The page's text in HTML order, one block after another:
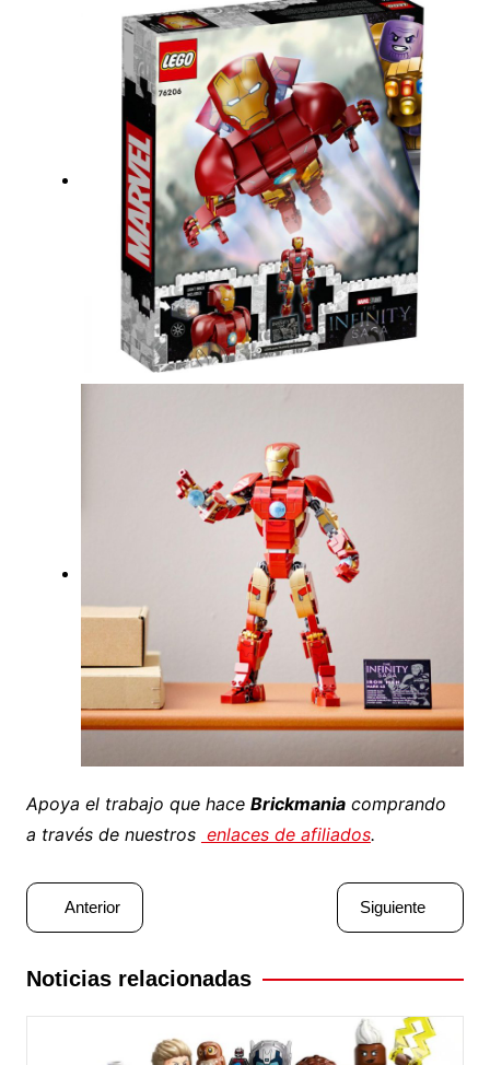
Apoya el trabajo que hace Brickmaniacomprando
a través de nuestros enlaces de afiliados.
Navegación
de
entradas
Anterior Siguiente
Noticias relacionadas